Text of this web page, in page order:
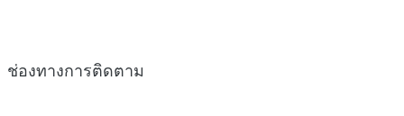
ช่องทางการติดตาม